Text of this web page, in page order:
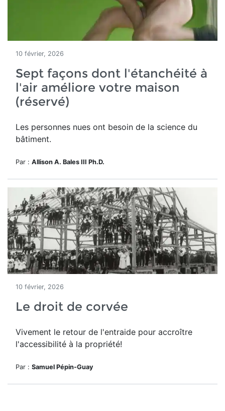
10 février, 2026
Sept façons dont l'étanchéité à
l'air améliore votre maison
(réservé)
Les personnes nues ont besoin de la science du
bâtiment.
Par : Allison A. Bales III Ph.D.
10 février, 2026
Le droit de corvée
Vivement le retour de l'entraide pour accroître
l'accessibilité à la propriété!
Par : Samuel Pépin-Guay